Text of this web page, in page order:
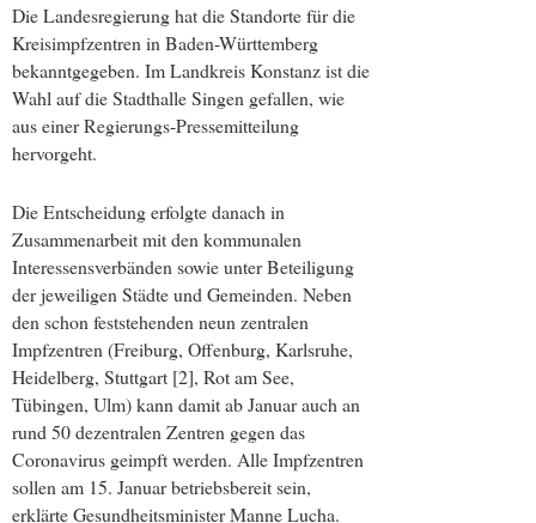
Die Landesregierung hat die Standorte für die
Kreisimpfzentren in Baden-Württemberg
bekanntgegeben. Im Landkreis Konstanz ist die
Wahl auf die Stadthalle Singen gefallen, wie
aus einer Regierungs-Pressemitteilung
hervorgeht.
Die Entscheidung erfolgte danach in
Zusammenarbeit mit den kommunalen
Interessensverbänden sowie unter Beteiligung
der jeweiligen Städte und Gemeinden. Neben
den schon feststehenden neun zentralen
Impfzentren (Freiburg, Offenburg, Karlsruhe,
Heidelberg, Stuttgart [2], Rot am See,
Tübingen, Ulm) kann damit ab Januar auch an
rund 50 dezentralen Zentren gegen das
Coronavirus geimpft werden. Alle Impfzentren
sollen am 15. Januar betriebsbereit sein,
erklärte Gesundheitsminister Manne Lucha.